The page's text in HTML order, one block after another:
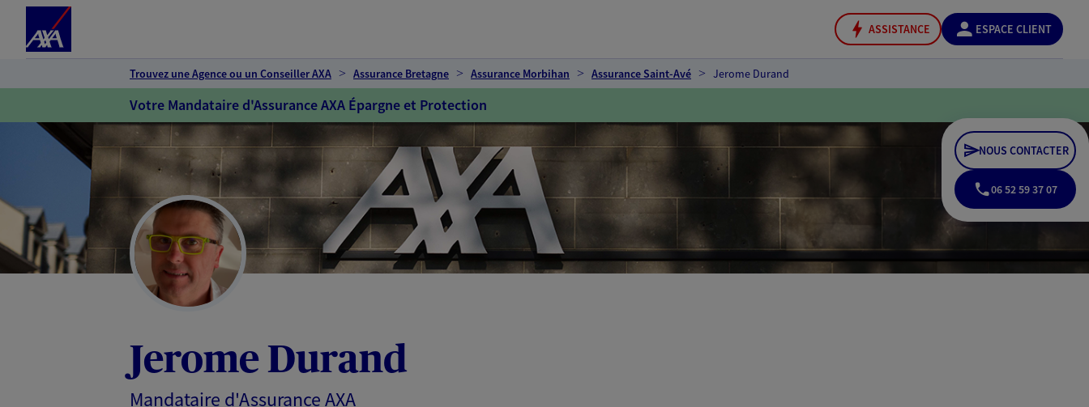
ASSISTANCE ESPACE CLIENT
Trouvez une Agence ou un Conseiller AXA Assurance Bretagne Assurance Morbihan Assurance Saint-Avé Jerome Durand
Votre Mandataire d'Assurance AXA Épargne et Protection
Jerome Durand
Mandataire d'Assurance AXA
NOUS CONTACTER
06 52 59 37 07